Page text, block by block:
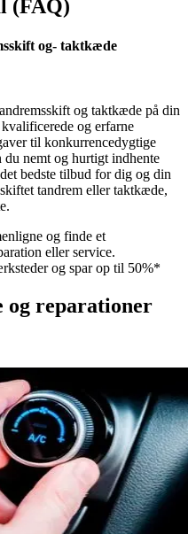
(FAQ)
og- taktkæde
og taktkæde på din
og erfarne
til konkurrencedygtige
du nemt og hurtigt indhente
bedste tilbud for dig og din
tandrem eller taktkæde,
og finde et
eller service.
og spar op til 50%*
og reparationer